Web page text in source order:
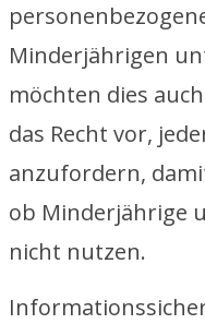
Minderjährigen
möchten dies
das Recht vor,
anzufordern,
ob Minderjährige
nicht nutzen.